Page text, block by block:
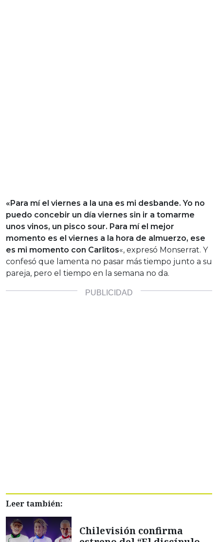
«Para mí el viernes a la una es mi desbande. Yo no
puedo concebir un día viernes sin ir a tomarme
unos vinos, un pisco sour. Para mí el mejor
momento es el viernes a la hora de almuerzo, ese
es mi momento con Carlitos«, expresó Monserrat. Y
confesó que lamenta no pasar más tiempo junto a su
pareja, pero el tiempo en la semana no da.
Leer también:
Chilevisión confirma